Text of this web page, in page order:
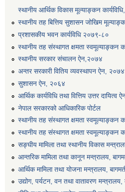
स्थानीय आर्थिक विकास मूल्याङ्कन
स्थानीय तह बित्तिय सुशासन जोखिम
प्रशासकीय भवन कार्यविधि २०७९-८०
स्थानीय तह संस्थागत क्षमता स्वमूल्याङ्कन
स्थानीय सरकार संचालन ऐन,२०७४
अन्तर सरकारी वितिय व्यवस्थापन ऐन, २०७४
सुशासन ऐन, २०६४
आर्थिक कार्यविधि तथा वित्तिय उत्तर दायित्व
नेपाल सरकारको आधिकारिक पोर्टल
स्थानीय तह संस्थागत क्षमता स्वमूल्याङ्कन
स्थानीय तह संस्थागत क्षमता स्वमूल्याङ्कन
सङ्घीय मामिला तथा स्थानीय विकास
आन्तरिक मामिला तथा कानून मन्त्रालय,
आर्थिक मामिला तथा योजना मन्त्रालय,
उद्योग, पर्यटन, वन तथा वातावरण मन्त्रालय,